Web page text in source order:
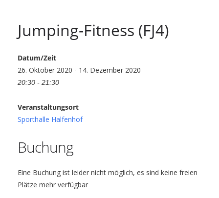
Jumping-Fitness (FJ4)
Datum/Zeit
26. Oktober 2020 - 14. Dezember 2020
20:30 - 21:30
Veranstaltungsort
Sporthalle Halfenhof
Buchung
Eine Buchung ist leider nicht möglich, es sind keine freien
Plätze mehr verfügbar